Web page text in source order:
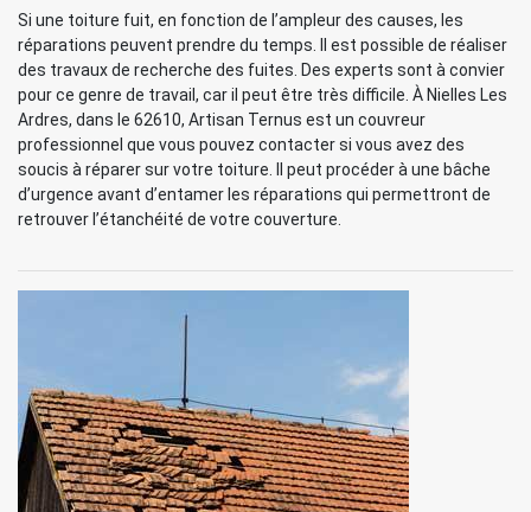
Si une toiture fuit, en fonction de l’ampleur des causes, les
réparations peuvent prendre du temps. Il est possible de réaliser
des travaux de recherche des fuites. Des experts sont à convier
pour ce genre de travail, car il peut être très difficile. À Nielles Les
Ardres, dans le 62610, Artisan Ternus est un couvreur
professionnel que vous pouvez contacter si vous avez des
soucis à réparer sur votre toiture. Il peut procéder à une bâche
d’urgence avant d’entamer les réparations qui permettront de
retrouver l’étanchéité de votre couverture.